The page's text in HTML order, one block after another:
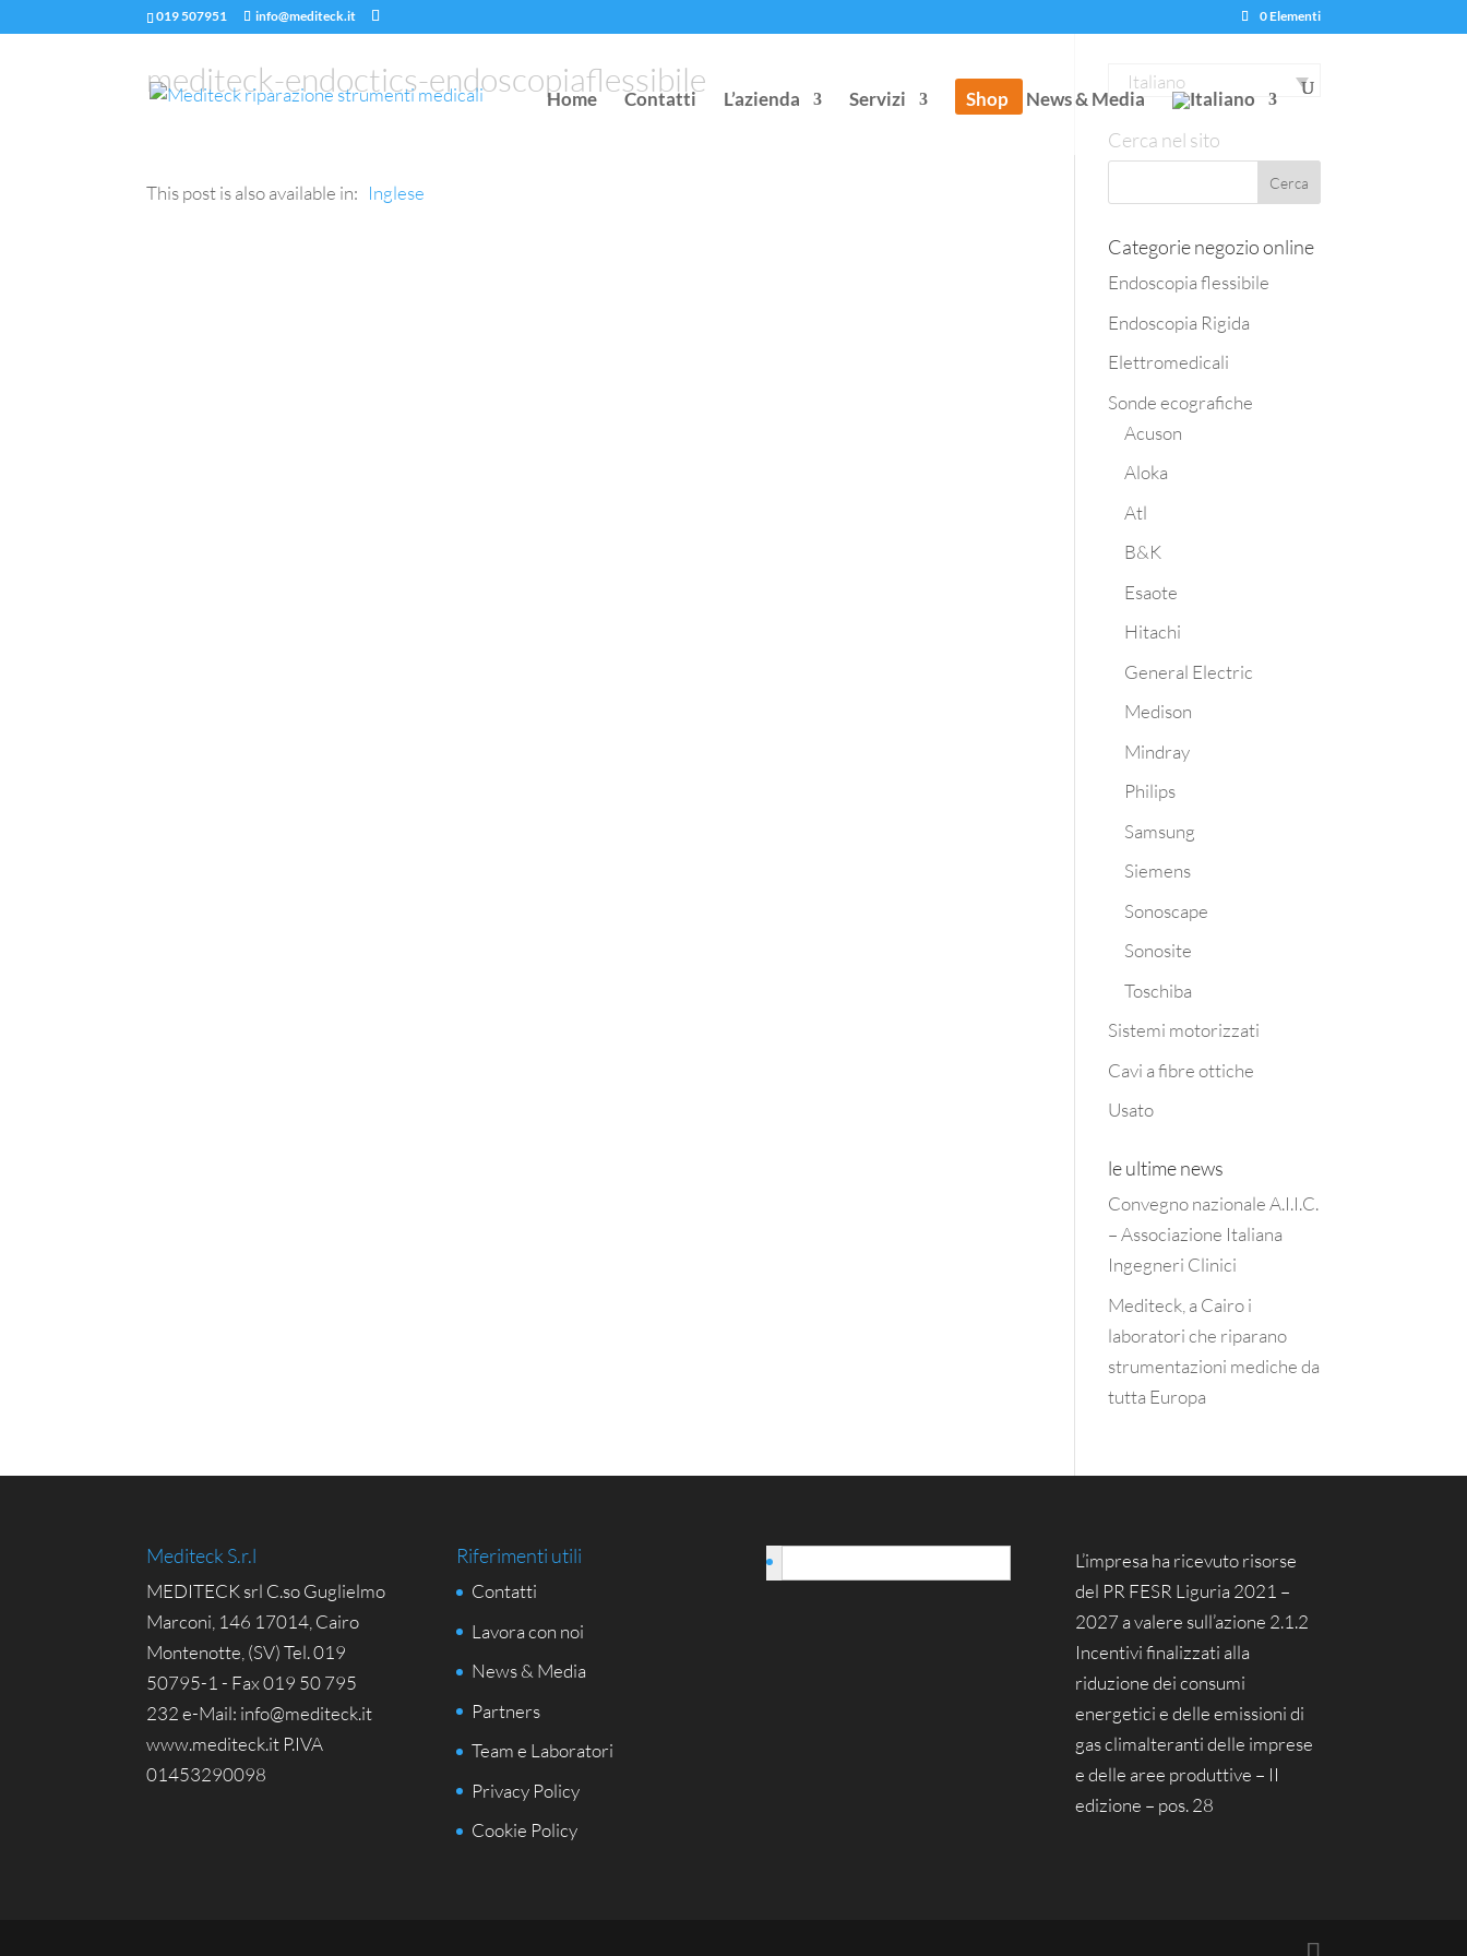
019 507951 info@mediteck.it 0 Elementi
Home Contatti L’azienda Servizi Shop News & Media
mediteck-endoctics-endoscopiaflessibile
This post is also available in: Inglese
Italiano
Cerca nel sito
Categorie negozio online
Endoscopia flessibile
Endoscopia Rigida
Elettromedicali
Sonde ecografiche
Acuson
Aloka
Atl
B&K
Esaote
Hitachi
General Electric
Medison
Mindray
Philips
Samsung
Siemens
Sonoscape
Sonosite
Toschiba
Sistemi motorizzati
Cavi a fibre ottiche
Usato
le ultime news
Convegno nazionale A.I.I.C.
– Associazione Italiana
Ingegneri Clinici
Mediteck, a Cairo i
laboratori che riparano
strumentazioni mediche da
tutta Europa
Mediteck S.r.l
MEDITECK srl C.so Guglielmo
Marconi, 146 17014, Cairo
Montenotte, (SV) Tel. 019
50795-1 - Fax 019 50 795
232 e-Mail: info@mediteck.it
www.mediteck.it P.IVA
01453290098
Riferimenti utili
Contatti
Lavora con noi
News & Media
Partners
Team e Laboratori
Privacy Policy
Cookie Policy
L’impresa ha ricevuto risorse
del PR FESR Liguria 2021 –
2027 a valere sull’azione 2.1.2
Incentivi finalizzati alla
riduzione dei consumi
energetici e delle emissioni di
gas climalteranti delle imprese
e delle aree produttive – II
edizione – pos. 28